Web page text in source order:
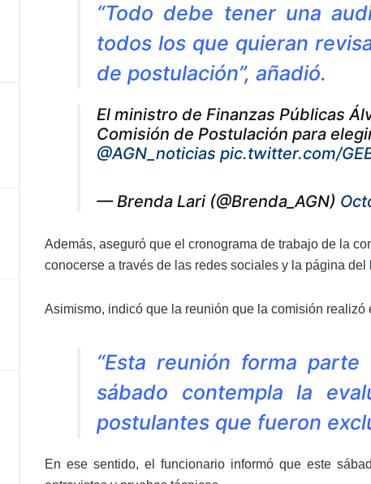
“Todo debe tener una
todos los que quieran
de postulación”, añadió.
El ministro de Finanzas Públicas
Comisión de Postulación para
@AGN_noticias pic.twitter.com/
— Brenda Lari (@Brenda_AGN)
Además, aseguró que el cronograma de trabajo de la
conocerse a través de las redes sociales y la página del
Asimismo, indicó que la reunión que la comisión
“Esta reunión forma
sábado contempla la
postulantes que fueron
En ese sentido, el funcionario informó que este